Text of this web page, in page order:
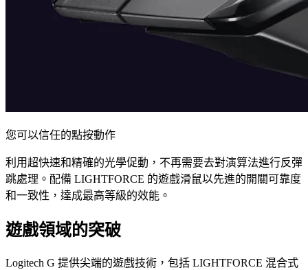
您可以信任的點按動作
利用超快速和精確的光學促動，不再需要去對演算法進行反彈
跳處理。配備 LIGHTFORCE 的遊戲滑鼠以先進的開關可靠度
和一致性，達成最高等級的效能。
遊戲領域的突破
Logitech G 提供尖端的遊戲技術，包括 LIGHTFORCE 混合式